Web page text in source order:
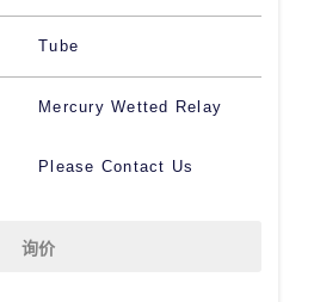
Tube
Mercury Wetted Relay
Please Contact Us
询价